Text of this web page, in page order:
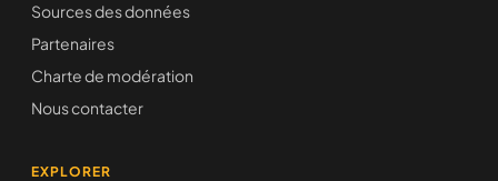
Sources des données
Partenaires
Charte de modération
Nous contacter
EXPLORER